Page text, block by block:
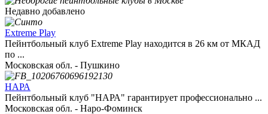
Недавно добавлено
Extreme Play
Пейнтбольный клуб Extreme Play находится в 26 км от МКАД
по ...
Московская обл. - Пушкино
НАРА
Пейнтбольный клуб "НАРА" гарантирует профессионально ...
Московская обл. - Наро-Фоминск